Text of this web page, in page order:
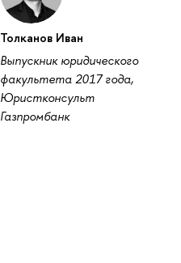
Толканов Иван
Выпускник юридического
факультета 2017 года,
Юристконсульт
Газпромбанк